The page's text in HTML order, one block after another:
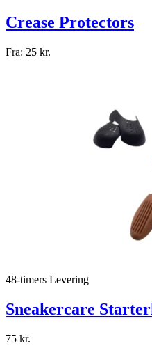
Crease Protectors
Fra: 25 kr.
48-timers Levering
Sneakercare
75 kr.